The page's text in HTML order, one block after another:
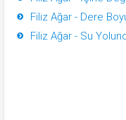
Filiz Ağar - Dere
Filiz Ağar - Su